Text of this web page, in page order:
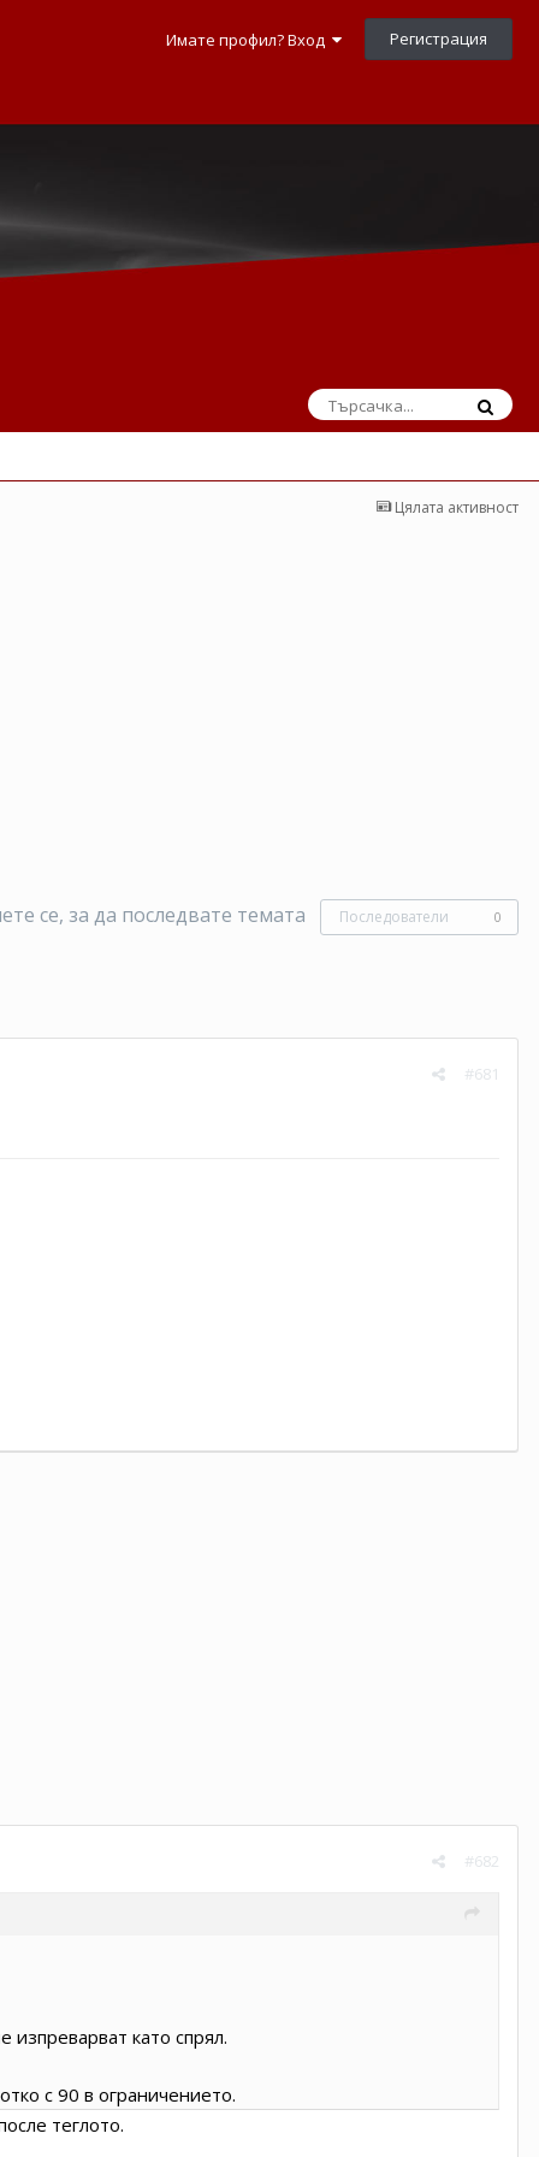
Имате профил? Вход Регистрация
Цялата активност
се, за да последвате темата Последователи 0
#681
#682
като спрял.
с 90 в ограничението.
теглото.